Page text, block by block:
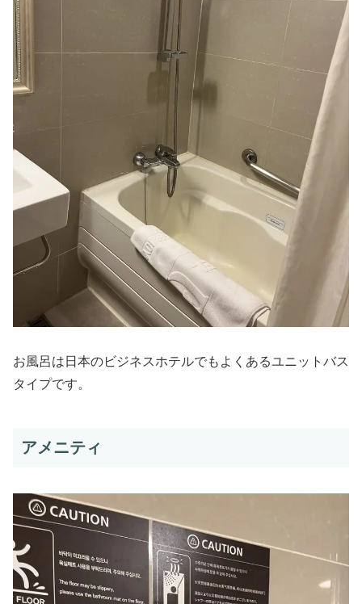
お風呂は日本のビジネスホテルでもよくあるユニットバス
タイプです。
アメニティ